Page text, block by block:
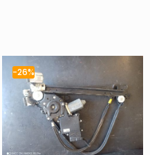
-26%